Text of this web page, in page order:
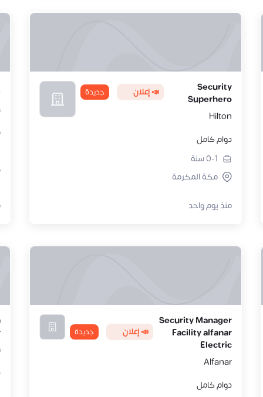
Security
Superhero
📣 إعلان جديدة
Hilton
دوام كامل
0-1سنة
مكة المكرمة
منذ يوم واحد
Security Manager
Facility alfanar
Electric
📣 إعلان جديدة
Alfanar
دوام كامل